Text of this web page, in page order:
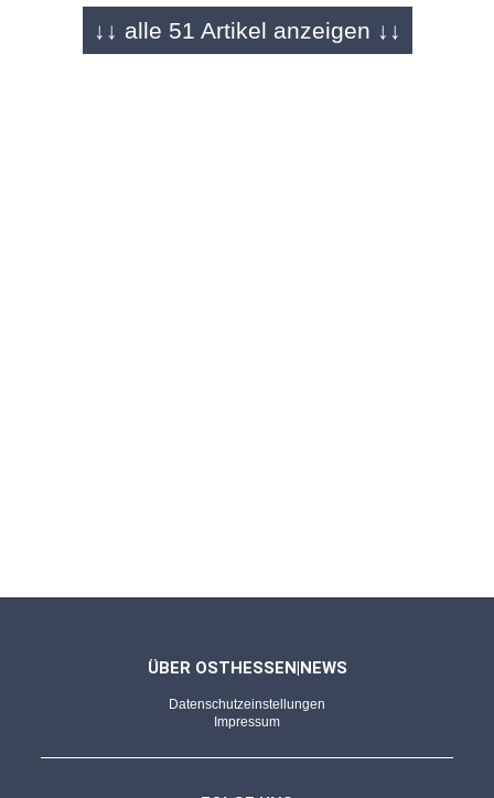
FULDA - 22.12.2025
FULDA - 20.12.2025
Im Einsatz für unsere Sicherheit
↓↓ alle 51 Artikel anzeigen ↓↓
ÜBER OSTHESSEN|NEWS
Datenschutzeinstellungen
Impressum